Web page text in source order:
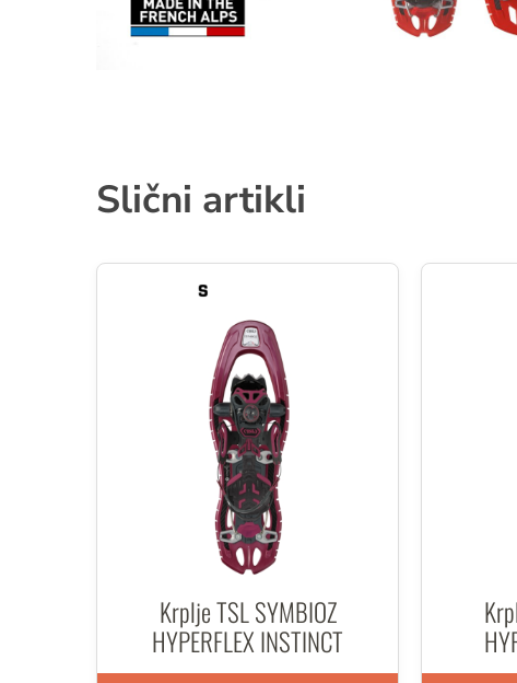
Slični artikli
Krplje TSL SYMBIOZ
HYPERFLEX INSTINCT